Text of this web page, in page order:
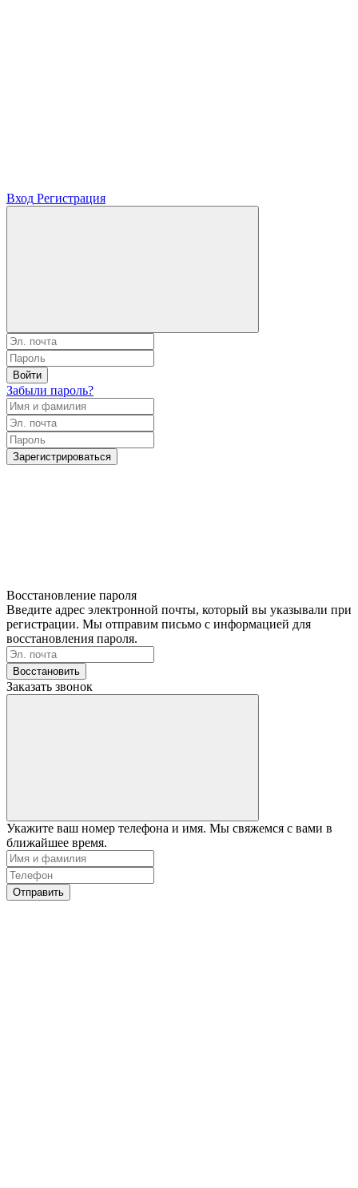
Вход Регистрация
Войти
Забыли пароль?
Зарегистрироваться
Восстановление пароля
Введите адрес электронной почты, который вы указывали при
регистрации. Мы отправим письмо с информацией для
восстановления пароля.
Восстановить
Заказать звонок
Укажите ваш номер телефона и имя. Мы свяжемся с вами в
ближайшее время.
Отправить